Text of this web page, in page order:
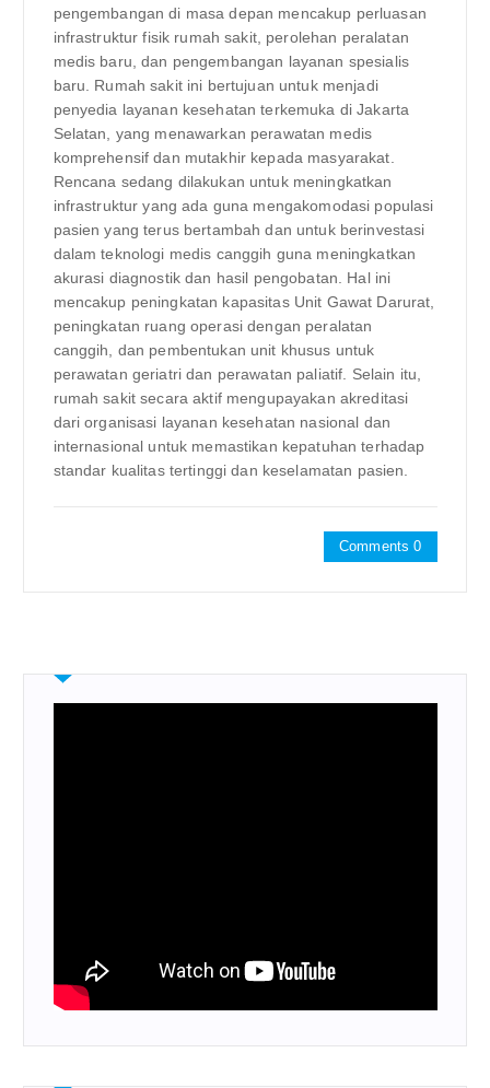
pengembangan di masa depan mencakup perluasan
infrastruktur fisik rumah sakit, perolehan peralatan
medis baru, dan pengembangan layanan spesialis
baru. Rumah sakit ini bertujuan untuk menjadi
penyedia layanan kesehatan terkemuka di Jakarta
Selatan, yang menawarkan perawatan medis
komprehensif dan mutakhir kepada masyarakat.
Rencana sedang dilakukan untuk meningkatkan
infrastruktur yang ada guna mengakomodasi populasi
pasien yang terus bertambah dan untuk berinvestasi
dalam teknologi medis canggih guna meningkatkan
akurasi diagnostik dan hasil pengobatan. Hal ini
mencakup peningkatan kapasitas Unit Gawat Darurat,
peningkatan ruang operasi dengan peralatan
canggih, dan pembentukan unit khusus untuk
perawatan geriatri dan perawatan paliatif. Selain itu,
rumah sakit secara aktif mengupayakan akreditasi
dari organisasi layanan kesehatan nasional dan
internasional untuk memastikan kepatuhan terhadap
standar kualitas tertinggi dan keselamatan pasien.
Comments 0